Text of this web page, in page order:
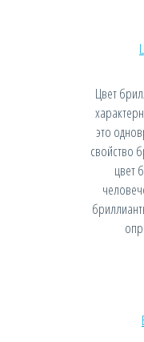
Цвет
это
свойство
цвет